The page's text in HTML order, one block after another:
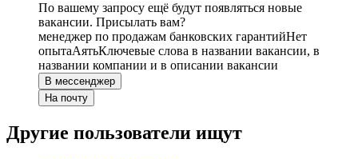
По вашему запросу ещё будут появляться новые
вакансии. Присылать вам?
менеджер по продажам банковских гарантийНет
опытаАятьКлючевые слова в названии вакансии, в
названии компании и в описании вакансии
В мессенджер
На почту
Другие пользователи ищут